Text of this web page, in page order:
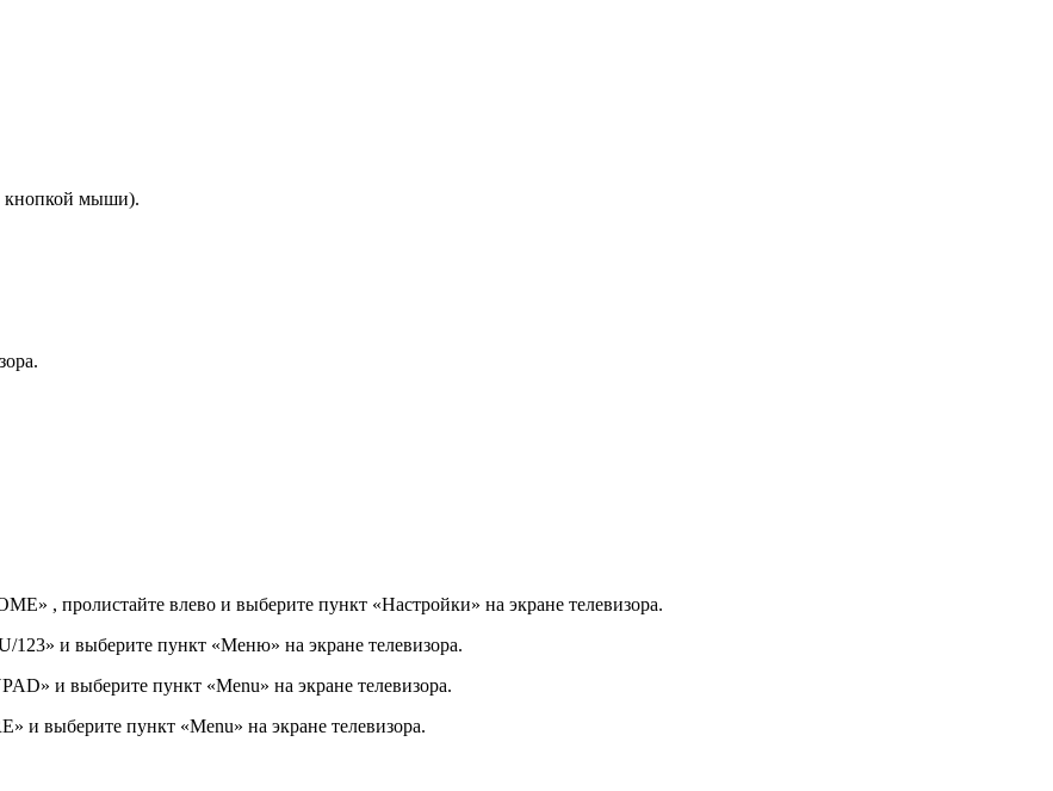
кнопкой мыши).
, пролистайте влево и выберите пункт «Настройки» на экране телевизора.
123» и выберите пункт «Меню» на экране телевизора.
и выберите пункт «Menu» на экране телевизора.
и выберите пункт «Menu» на экране телевизора.